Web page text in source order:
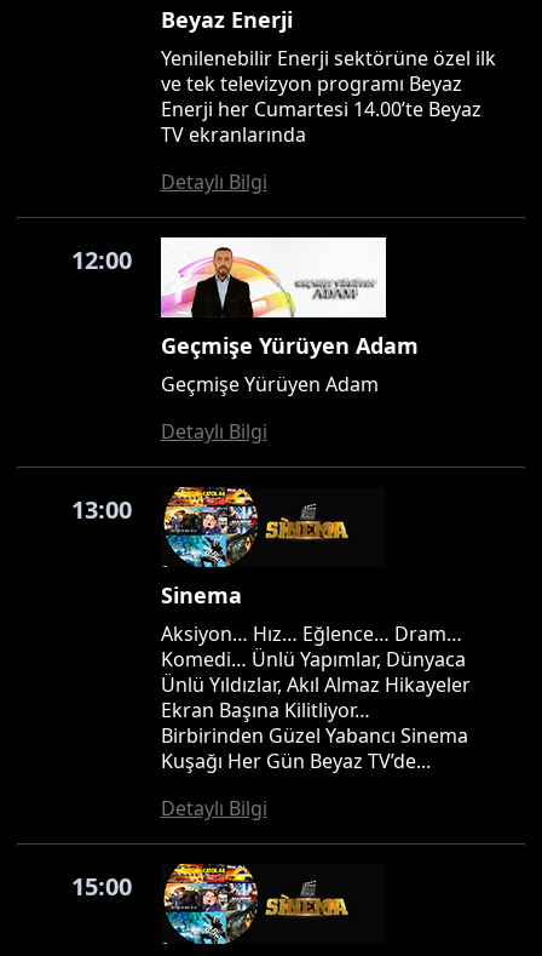
Beyaz Enerji
Yenilenebilir Enerji sektörüne özel ilk
ve tek televizyon programı Beyaz
Enerji her Cumartesi 14.00’te Beyaz
TV ekranlarında
Detaylı Bilgi
12:00
Geçmişe Yürüyen Adam
Geçmişe Yürüyen Adam
Detaylı Bilgi
13:00
Sinema
Aksiyon… Hız… Eğlence… Dram…
Komedi… Ünlü Yapımlar, Dünyaca
Ünlü Yıldızlar, Akıl Almaz Hikayeler
Ekran Başına Kilitliyor…
Birbirinden Güzel Yabancı Sinema
Kuşağı Her Gün Beyaz TV’de...
Detaylı Bilgi
15:00